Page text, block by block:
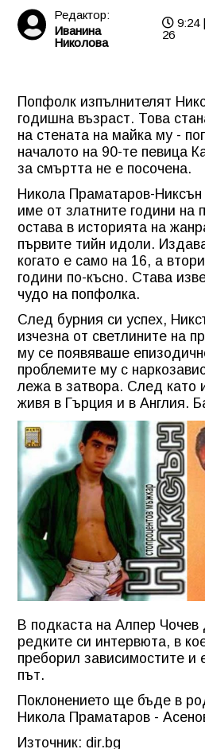
Редактор:
Иванина
Николова
9:24
26
Попфолк изпълнителят
годишна възраст. Това
на стената на майка му -
началото на 90-те певица
за смъртта не е посочена.
Никола Праматаров-
име от златните години на
остава в историята на
първите тийн идоли.
когато е само на 16, а
години по-късно. Става
чудо на попфолка.
След бурния си успех,
изчезна от светлините на
му се появяваше
проблемите му с
лежа в затвора. След като
живя в Гърция и в Англия.
В подкаста на Алпер
редките си интервюта, в
преборил зависимостите и
път.
Поклонението ще бъде в
Никола Праматаров -
Източник: dir.bg